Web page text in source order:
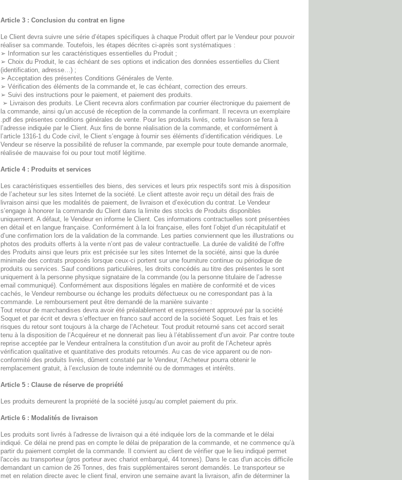
Article 3 : Conclusion du contrat en ligne
Le Client devra suivre une série d’étapes spécifiques à chaque Produit offert par le Vendeur pour pouvoir
réaliser sa commande. Toutefois, les étapes décrites ci-après sont systématiques :
➢ Information sur les caractéristiques essentielles du Produit ;
➢ Choix du Produit, le cas échéant de ses options et indication des données essentielles du Client
(identification, adresse…) ;
➢ Acceptation des présentes Conditions Générales de Vente.
➢ Vérification des éléments de la commande et, le cas échéant, correction des erreurs.
➢ Suivi des instructions pour le paiement, et paiement des produits.
➢ Livraison des produits. Le Client recevra alors confirmation par courrier électronique du paiement de
la commande, ainsi qu’un accusé de réception de la commande la confirmant. Il recevra un exemplaire
.pdf des présentes conditions générales de vente. Pour les produits livrés, cette livraison se fera à
l’adresse indiquée par le Client. Aux fins de bonne réalisation de la commande, et conformément à
l’article 1316-1 du Code civil, le Client s’engage à fournir ses éléments d’identification véridiques. Le
Vendeur se réserve la possibilité de refuser la commande, par exemple pour toute demande anormale,
réalisée de mauvaise foi ou pour tout motif légitime.
Article 4 : Produits et services
Les caractéristiques essentielles des biens, des services et leurs prix respectifs sont mis à disposition
de l’acheteur sur les sites Internet de la société. Le client atteste avoir reçu un détail des frais de
livraison ainsi que les modalités de paiement, de livraison et d’exécution du contrat. Le Vendeur
s’engage à honorer la commande du Client dans la limite des stocks de Produits disponibles
uniquement. A défaut, le Vendeur en informe le Client. Ces informations contractuelles sont présentées
en détail et en langue française. Conformément à la loi française, elles font l’objet d’un récapitulatif et
d’une confirmation lors de la validation de la commande. Les parties conviennent que les illustrations ou
photos des produits offerts à la vente n’ont pas de valeur contractuelle. La durée de validité de l’offre
des Produits ainsi que leurs prix est précisée sur les sites Internet de la société, ainsi que la durée
minimale des contrats proposés lorsque ceux-ci portent sur une fourniture continue ou périodique de
produits ou services. Sauf conditions particulières, les droits concédés au titre des présentes le sont
uniquement à la personne physique signataire de la commande (ou la personne titulaire de l’adresse
email communiqué). Conformément aux dispositions légales en matière de conformité et de vices
cachés, le Vendeur rembourse ou échange les produits défectueux ou ne correspondant pas à la
commande. Le remboursement peut être demandé de la manière suivante :
Tout retour de marchandises devra avoir été préalablement et expressément approuvé par la société
Soquet et par écrit et devra s’effectuer en franco sauf accord de la société Soquet. Les frais et les
risques du retour sont toujours à la charge de l’Acheteur. Tout produit retourné sans cet accord serait
tenu à la disposition de l’Acquéreur et ne donnerait pas lieu à l’établissement d’un avoir. Par contre toute
reprise acceptée par le Vendeur entraînera la constitution d’un avoir au profit de l’Acheteur après
vérification qualitative et quantitative des produits retournés. Au cas de vice apparent ou de non-
conformité des produits livrés, dûment constaté par le Vendeur, l’Acheteur pourra obtenir le
remplacement gratuit, à l’exclusion de toute indemnité ou de dommages et intérêts.
Article 5 : Clause de réserve de propriété
Les produits demeurent la propriété de la société jusqu’au complet paiement du prix.
Article 6 : Modalités de livraison
Les produits sont livrés à l'adresse de livraison qui a été indiquée lors de la commande et le délai
indiqué. Ce délai ne prend pas en compte le délai de préparation de la commande, et ne commence qu’à
partir du paiement complet de la commande. Il convient au client de vérifier que le lieu indiqué permet
l'accès au transporteur (gros porteur avec chariot embarqué, 44 tonnes). Dans le cas d'un accès difficile
demandant un camion de 26 Tonnes, des frais supplémentaires seront demandés. Le transporteur se
met en relation directe avec le client final, environ une semaine avant la livraison, afin de déterminer la